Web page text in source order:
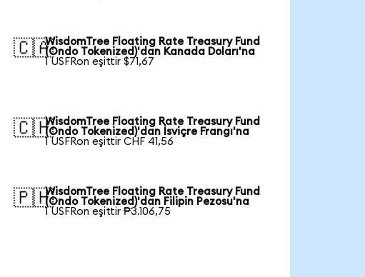
🇨🇦WisdomTree Floating Rate Treasury Fund
(Ondo Tokenized)'dan Kanada Doları'na
1 USFRon eşittir $71,67
🇨🇭WisdomTree Floating Rate Treasury Fund
(Ondo Tokenized)'dan İsviçre Frangı'na
1 USFRon eşittir CHF 41,56
🇵🇭WisdomTree Floating Rate Treasury Fund
(Ondo Tokenized)'dan Filipin Pezosu'na
1 USFRon eşittir ₱3.106,75